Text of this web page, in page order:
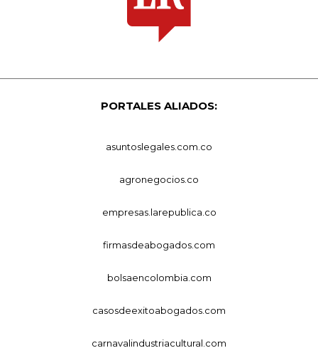
PORTALES ALIADOS:
asuntoslegales.com.co
agronegocios.co
empresas.larepublica.co
firmasdeabogados.com
bolsaencolombia.com
casosdeexitoabogados.com
carnavalindustriacultural.com